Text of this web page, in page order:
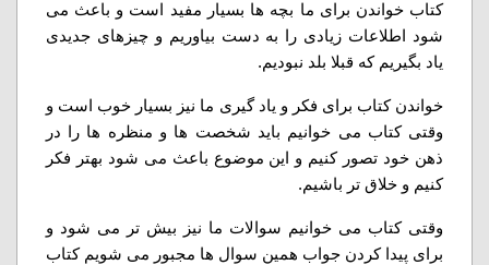
کتاب خواندن برای ما بچه ها بسیار مفید است و باعث می
شود اطلاعات زیادی را به دست بیاوریم و چیزهای جدیدی
یاد بگیریم که قبلا بلد نبودیم.
خواندن کتاب برای فکر و یاد گیری ما نیز بسیار خوب است و
وقتی کتاب می خوانیم باید شخصت ها و منظره ها را در
ذهن خود تصور کنیم و این موضوع باعث می شود بهتر فکر
کنیم و خلاق تر باشیم.
وقتی کتاب می خوانیم سوالات ما نیز بیش تر می شود و
برای پیدا کردن جواب همین سوال ها مجبور می شویم کتاب